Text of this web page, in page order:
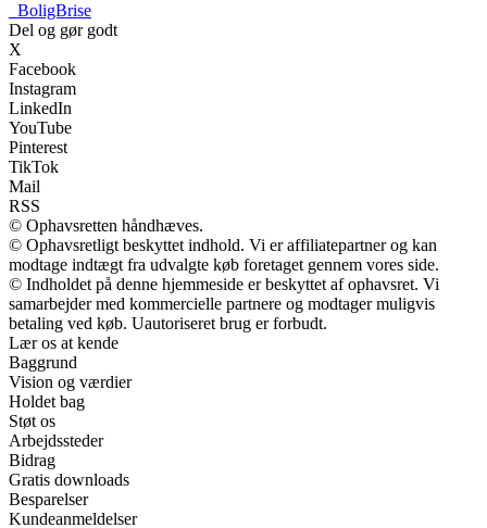
BoligBrise
Del og gør godt
X
Facebook
Instagram
LinkedIn
YouTube
Pinterest
TikTok
Mail
RSS
© Ophavsretten håndhæves.
© Ophavsretligt beskyttet indhold. Vi er affiliatepartner og kan
modtage indtægt fra udvalgte køb foretaget gennem vores side.
© Indholdet på denne hjemmeside er beskyttet af ophavsret. Vi
samarbejder med kommercielle partnere og modtager muligvis
betaling ved køb. Uautoriseret brug er forbudt.
Lær os at kende
Baggrund
Vision og værdier
Holdet bag
Støt os
Arbejdssteder
Bidrag
Gratis downloads
Besparelser
Kundeanmeldelser